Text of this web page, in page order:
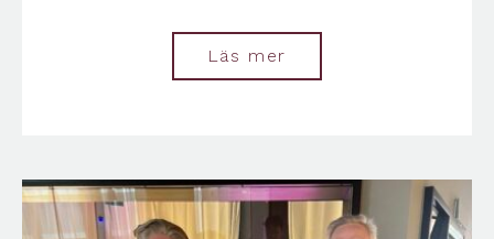
Läs mer